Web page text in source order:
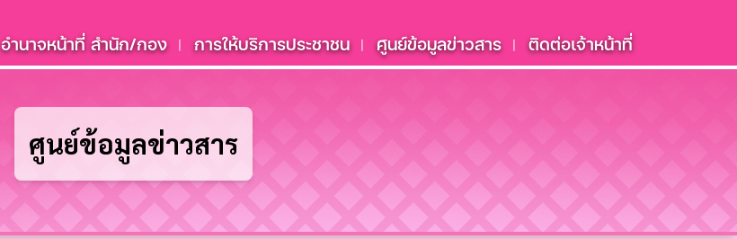
อำนาจหน้าที่ สำนัก/กอง | การให้บริการประชาชน | ศูนย์ข้อมูลข่าวสาร | ติดต่อเจ้าหน้าที่
ศูนย์ข้อมูลข่าวสาร